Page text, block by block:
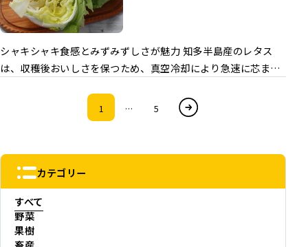
シャキシャキ食感とみずみずしさが魅力 知多半島産のレタス
は、収穫後おいしさを保つため、真空冷却により急速に芯まで
1 … 5 次へ
カテゴリー
すべて
野菜
果樹